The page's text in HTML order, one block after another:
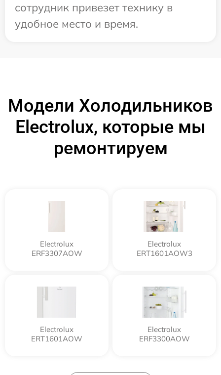
сотрудник привезет технику в
удобное место и время.
Модели Холодильников
Electrolux, которые мы
ремонтируем
Electrolux
ERF3307AOW
Electrolux
ERT1601AOW3
Electrolux
ERT1601AOW
Electrolux
ERF3300AOW